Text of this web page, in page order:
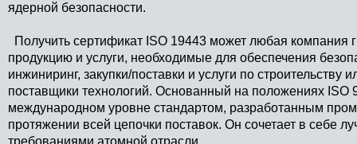
ядерной безопасности.
Получить сертификат ISO 19443 может любая компания
продукцию и услуги, необходимые для обеспечения
инжиниринг, закупки/поставки и услуги по
поставщики технологий. Основанный на положениях
международном уровне стандартом, разработанным
протяжении всей цепочки поставок. Он сочетает в себе
требованиями атомной отрасли.